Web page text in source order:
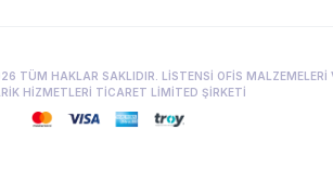
TÜM HAKLAR SAKLIDIR. LİSTENSİ OFİS MALZEMELERİ
HİZMETLERİ TİCARET LİMİTED ŞİRKETİ